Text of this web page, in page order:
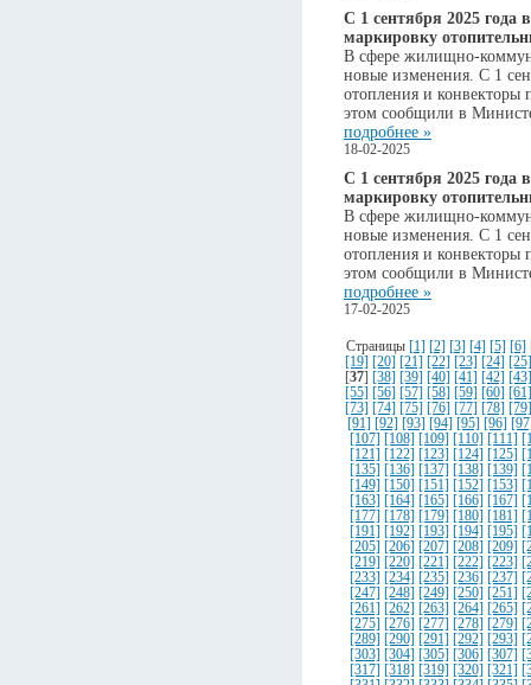
С 1 сентября 2025 года
маркировку
В сфере жилищно-
новые изменения. С 1
отопления и конвекторы
этом сообщили в
подробнее »
18-02-2025
С 1 сентября 2025 года
маркировку
В сфере жилищно-
новые изменения. С 1
отопления и конвекторы
этом сообщили в
подробнее »
17-02-2025
Страницы [1] [2] [3] [4] [5] [6]
[19]
[20] [21] [22] [23] [24]
[25]
37 [38] [39] [40] [41] [42]
[43]
[55]
[56] [57] [58] [59] [60]
[61]
[73]
[74] [75] [76] [77] [78]
[79]
[91]
[92] [93] [94] [95] [96]
[107]
[108] [109] [110] [111]
[121]
[122] [123] [124] [125]
[135]
[136] [137] [138] [139]
[149]
[150] [151] [152] [153]
[163]
[164] [165] [166] [167]
[177]
[178] [179] [180] [181]
[191]
[192] [193] [194] [195]
[205]
[206] [207] [208] [209]
[219]
[220] [221] [222] [223]
[233]
[234] [235] [236] [237]
[247]
[248] [249] [250] [251]
[261]
[262] [263] [264] [265]
[275]
[276] [277] [278] [279]
[289]
[290] [291] [292] [293]
[303]
[304] [305] [306] [307]
[317]
[318] [319] [320] [321]